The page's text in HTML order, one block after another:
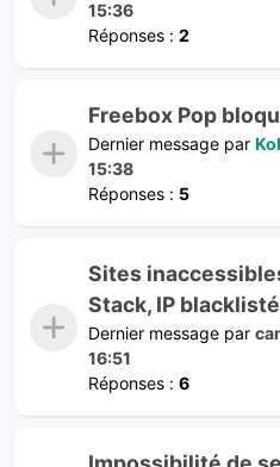
15:36
Réponses : 2
Freebox Pop
Dernier message par
15:38
Réponses : 5
Sites
Stack, IP
Dernier message par
16:51
Réponses : 6